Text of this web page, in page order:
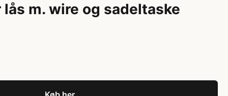
m. wire og sadeltaske